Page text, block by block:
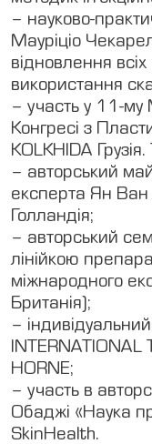
– науково-
Мауріціо
відновлення
використання
– участь у 11-
Конгресі з
KOLKHIDA Грузія.
– авторський
експерта Ян
Голландія;
– авторський
лінійкою
міжнародного
Британія);
–
INTERNATIONAL
HORNE;
– участь в
Обаджі «Наука
SkinHealth.